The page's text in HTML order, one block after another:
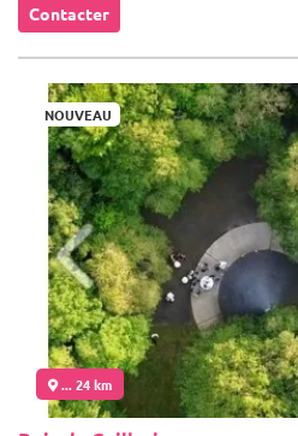
Contacter
NOUVEAU
... 24 km